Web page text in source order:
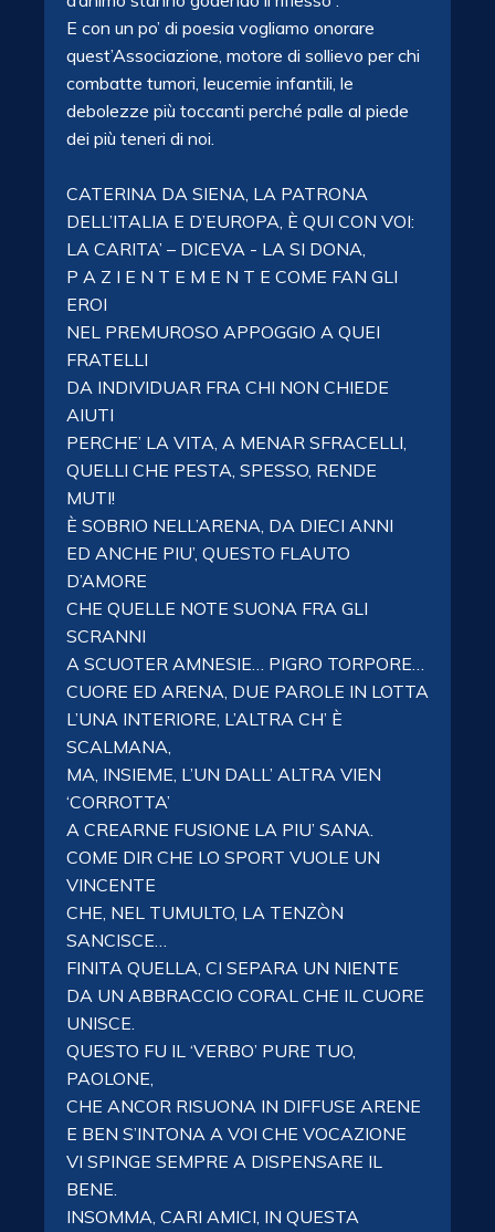
E con un po’ di poesia vogliamo onorare
quest’Associazione, motore di sollievo per chi
combatte tumori, leucemie infantili, le
debolezze più toccanti perché palle al piede
dei più teneri di noi.
CATERINA DA SIENA, LA PATRONA
DELL’ITALIA E D’EUROPA, È QUI CON VOI:
LA CARITA’ – DICEVA​ -​ LA​ SI DONA,
P A Z I E N T E M E N T E COME FAN GLI​
EROI
NEL PREMUROSO APPOGGIO A QUEI
FRATELLI
DA INDIVIDUAR FRA​ CHI​ NON​ CHIEDE​
AIUTI
PERCHE’ LA VITA,​ A MENAR SFRACELLI,
QUELLI CHE​ PESTA, SPESSO,​ RENDE
MUTI!
È SOBRIO NELL’ARENA, DA DIECI ANNI
ED ANCHE PIU’,​ QUESTO​ FLAUTO
D’AMORE
CHE QUELLE NOTE SUONA​ FRA GLI
SCRANNI
A SCUOTER​ AMNESIE… PIGRO TORPORE…
CUORE ED ARENA, DUE PAROLE IN LOTTA
L’UNA INTERIORE, L’ALTRA CH’ È
SCALMANA,
MA, INSIEME, L’UN DALL’​ ALTRA VIEN
‘CORROTTA’
A​ CREARNE​ FUSIONE​ LA PIU’ SANA.
COME DIR CHE LO SPORT VUOLE UN
VINCENTE
CHE, NEL TUMULTO, LA TENZÒN
SANCISCE…
FINITA​ QUELLA, CI SEPARA​ UN NIENTE
DA UN ABBRACCIO CORAL CHE IL CUORE
UNISCE.
QUESTO FU IL ‘VERBO’​ PURE​ TUO,​
PAOLONE,
CHE ANCOR RISUONA IN DIFFUSE ARENE
E BEN S’INTONA A VOI CHE VOCAZIONE
VI SPINGE SEMPRE A​ DISPENSARE​ IL
BENE.
INSOMMA, CARI AMICI, IN QUESTA